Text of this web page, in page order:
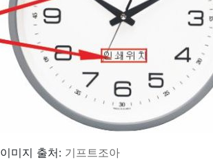
이미지 출처: 기프트조아